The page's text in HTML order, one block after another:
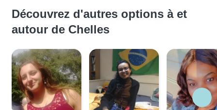
Découvrez d'autres options à et
autour de Chelles